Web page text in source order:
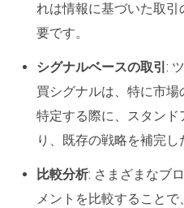
れは情報に基づいた取
要です。
シグナルベースの取引 :
買シグナルは、特に市
特定する際に、スタン
り、既存の戦略を補完し
比較分析: さまざまなブ
メントを比較すること